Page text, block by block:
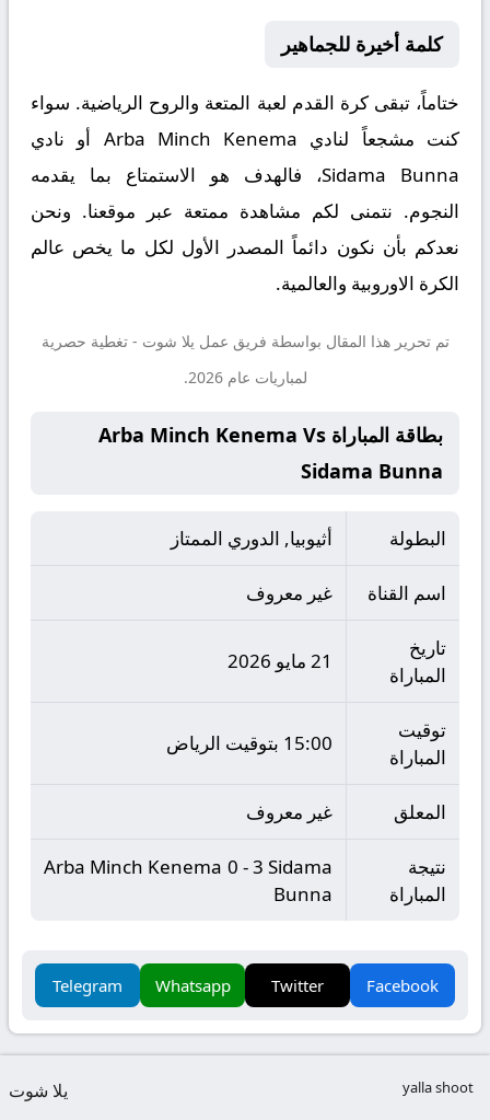
كلمة أخيرة للجماهير
ختاماً، تبقى كرة القدم لعبة المتعة والروح الرياضية. سواء
كنت مشجعاً لنادي Arba Minch Kenema أو نادي
Sidama Bunna، فالهدف هو الاستمتاع بما يقدمه
النجوم. نتمنى لكم مشاهدة ممتعة عبر موقعنا. ونحن
نعدكم بأن نكون دائماً المصدر الأول لكل ما يخص عالم
الكرة الاوروبية والعالمية.
تم تحرير هذا المقال بواسطة فريق عمل يلا شوت - تغطية حصرية
لمباريات عام 2026.
بطاقة المباراة Arba Minch Kenema Vs
Sidama Bunna
البطولة أثيوبيا, الدوري الممتاز
اسم القناة غير معروف
تاريخ
المباراة
21 مايو 2026
توقيت
المباراة
15:00 بتوقيت الرياض
المعلق غير معروف
نتيجة
المباراة
Arba Minch Kenema 0 - 3 Sidama
Bunna
Facebook
Twitter
Whatsapp
Telegram
yalla shoot يلا شوت